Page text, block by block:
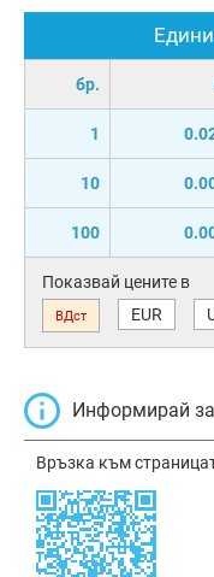
бр.
1
10
100
Показвай цените в
ВДст EUR
Информирай
Връзка към